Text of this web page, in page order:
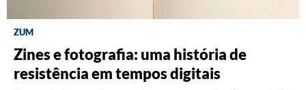
ZUM
Zines e fotografia: uma história de
resistência em tempos digitais
DISCOGRAFIA BRASILEIRA
Do Pajeú a Hollywood: 100 anos de
Moacir Santos, por Pedro Paulo Malta
RÁDIO BATUTA
Ney ao vivo, muito vivo, com Luiz
Fernando Vianna